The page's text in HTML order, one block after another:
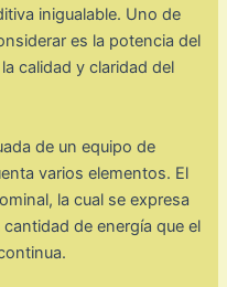
inigualable. Uno de
es la potencia del
calidad y claridad del
de un equipo de
varios elementos. El
la cual se expresa
de energía que el